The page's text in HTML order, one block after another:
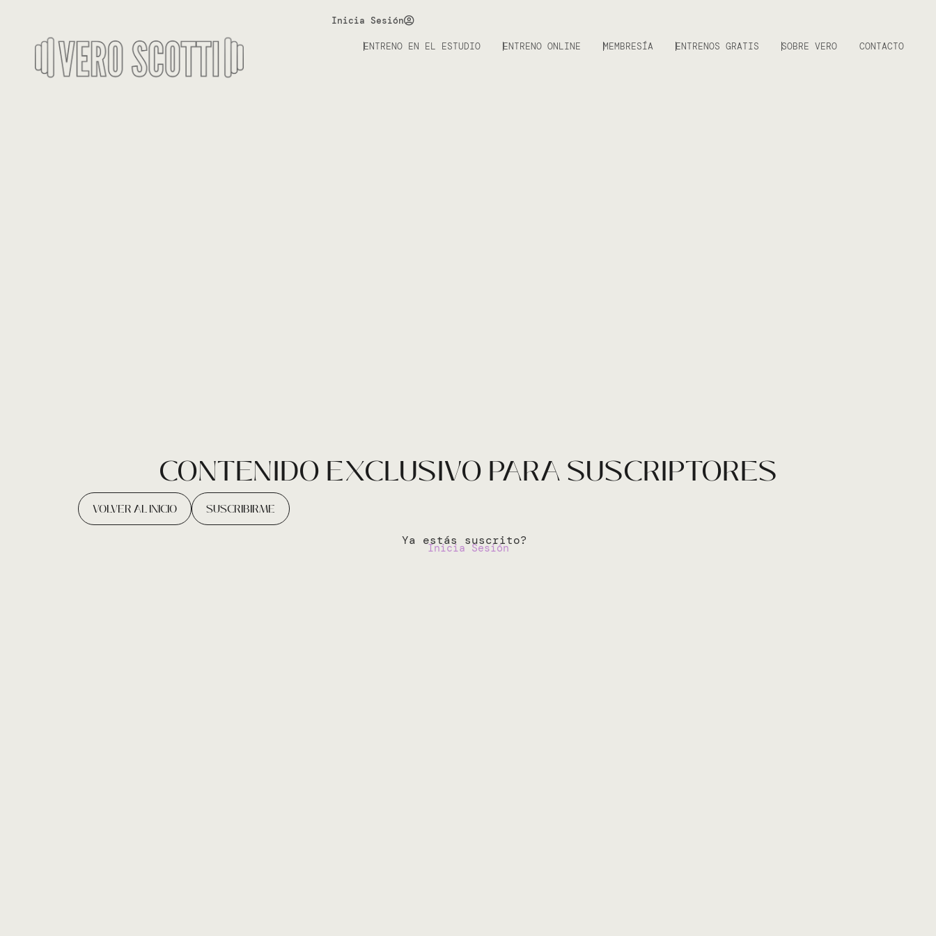
Inicia Sesión
ENTRENO EN EL ESTUDIO ENTRENO ONLINE MEMBRESÍA ENTRENOS GRATIS SOBRE VERO CONTACTO
CONTENIDO EXCLUSIVO PARA SUSCRIPTORES
VOLVER AL INICIO SUSCRIBIRME
Ya estás suscrito?
Inicia Sesión